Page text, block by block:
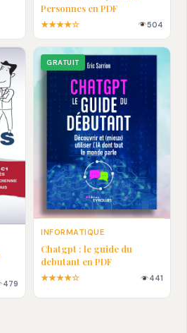
Personnes en PDF
★★★★☆ 504
479
GRATUIT
INFORMATIQUE
Chatgpt : le guide du
debutant en PDF
★★★★☆ 441